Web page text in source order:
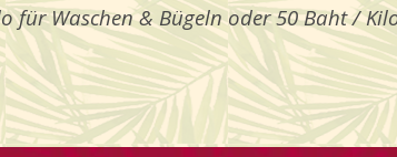
für Waschen & Bügeln oder 50 Baht /